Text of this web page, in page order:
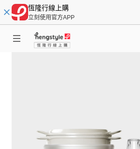
恆隆行線上購
立刻使用官方APP